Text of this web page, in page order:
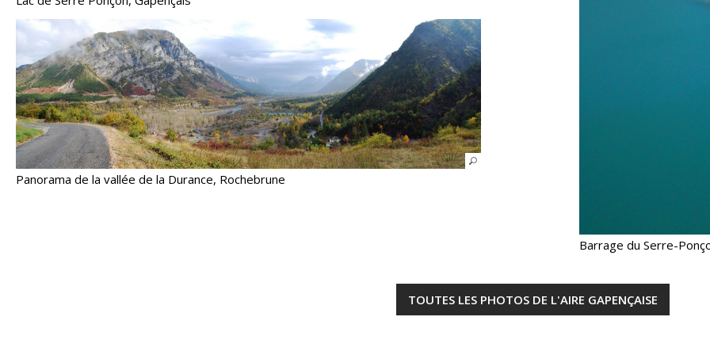
Panorama de la vallée de la Durance, Rochebrune
Barrage du Serre-
TOUTES LES PHOTOS DE L'AIRE GAPENÇAISE